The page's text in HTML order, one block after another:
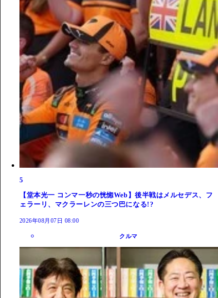
5
【堂本光一 コンマ一秒の恍惚Web】後半戦はメルセデス、フ
ェラーリ、マクラーレンの三つ巴になる!?
2026年08月07日 08:00
クルマ